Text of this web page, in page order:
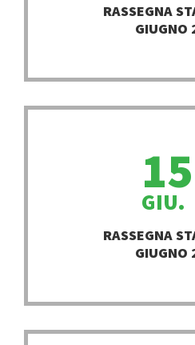
RASSEGNA
GIUGNO
15
GIU.
RASSEGNA
GIUGNO